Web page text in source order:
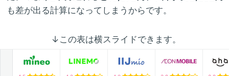
も差が出る計算になってしまうからです。
↓この表は横スライドできます。